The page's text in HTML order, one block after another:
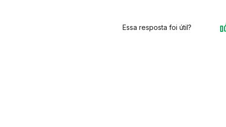
Essa resposta foi útil?